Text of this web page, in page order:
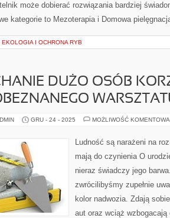
może dobierać rozwiązania bardziej
kategorie to Mezoterapia i Domowa
EKOLOGIA I OCHRONA RYB
DUŻO OSÓB
GRU - 24 - 2025 MOŻLIWOŚĆ
Ludność są narażeni na
mają do czynienia O
nieraz świadczy jego
zwrócilibyśmy zupełnie
kolor nadwozia. Zdają
aut oraz wciąż